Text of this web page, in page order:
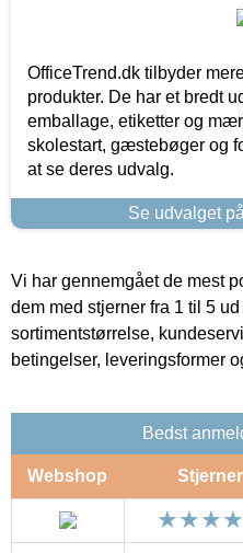
OfficeTrend.dk tilbyder
produkter. De har et bredt
emballage, etiketter og
skolestart, gæstebøger og
at se deres udvalg.
Se udvalget
Vi har gennemgået de mest
dem med stjerner fra 1 til 5
sortimentstørrelse,
betingelser, leveringsformer
Bedst
Webshop Stjerner